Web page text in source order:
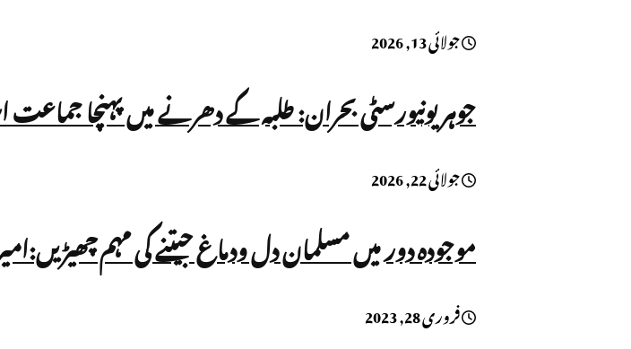
جولائی 13, 2026
جوہر یونیورسٹی بحران: طلبہ کے دھرنے میں پہنچا
جولائی 22, 2026
موجودہ دور میں مسلمان دل ودماغ جیتنے کی مہم
فروری 28, 2023